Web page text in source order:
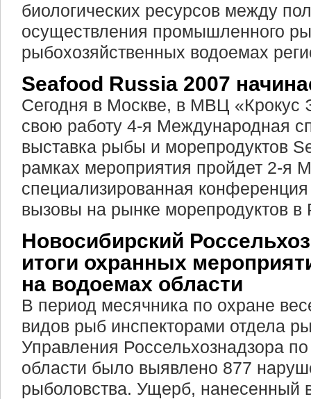
биологических ресурсов между
осуществления промышленного
рыбохозяйственных водоемах
Seafood Russia 2007
Сегодня в Москве, в МВЦ «Крокус
свою работу 4-я Международная
выставка рыбы и морепродуктов
рамках мероприятия пройдет 2-я
специализированная конференция
вызовы на рынке морепродуктов в
Новосибирский
итоги охранных
на водоемах области
В период месячника по охране
видов рыб инспекторами отдела
Управления Россельхознадзора
области было выявлено 877
рыболовства. Ущерб, нанесенный